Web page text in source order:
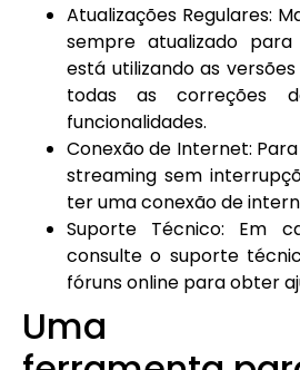
Atualizações Regulares:
sempre atualizado
está utilizando as
todas as correções
funcionalidades.
Conexão de Internet:
streaming sem
ter uma conexão de
Suporte Técnico: Em
consulte o suporte
fóruns online para obter
Uma